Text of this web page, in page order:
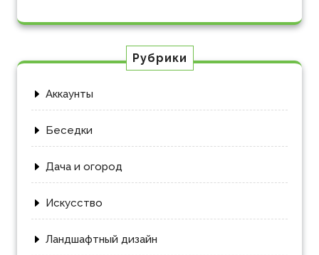
Рубрики
Аккаунты
Беседки
Дача и огород
Искусство
Ландшафтный дизайн